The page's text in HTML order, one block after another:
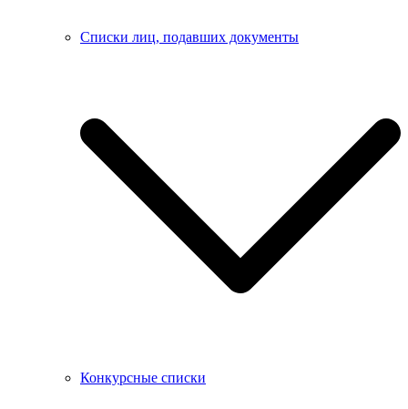
Списки лиц, подавших документы
Конкурсные списки